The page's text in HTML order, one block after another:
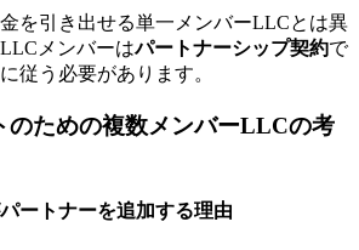
を引き出せる単一メンバーLLCとは異
メンバーはパートナーシップ契約で
従う必要があります。
のための複数メンバーLLCの考
ートナーを追加する理由